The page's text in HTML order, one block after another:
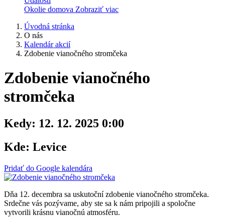
Okolie domova Zobraziť viac
Úvodná stránka
O nás
Kalendár akcií
Zdobenie vianočného stromčeka
Zdobenie vianočného
stromčeka
Kedy: 12. 12. 2025 0:00
Kde: Levice
Pridať do Google kalendára
Dňa 12. decembra sa uskutoční zdobenie vianočného stromčeka.
Srdečne vás pozývame, aby ste sa k nám pripojili a spoločne
vytvorili krásnu vianočnú atmosféru.